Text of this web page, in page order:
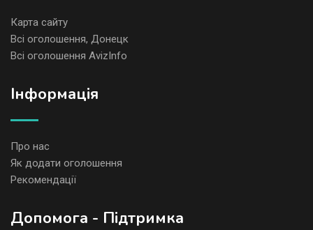
Карта сайту
Всі оголошення, Донецк
Всі оголошення AvizInfo
Iнформація
Про нас
Як додати оголошення
Рекомендації
Допомога - Підтримка